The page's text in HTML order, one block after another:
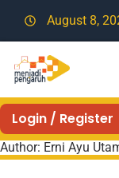
August 8,
Login / Register
Author: Erni Ayu